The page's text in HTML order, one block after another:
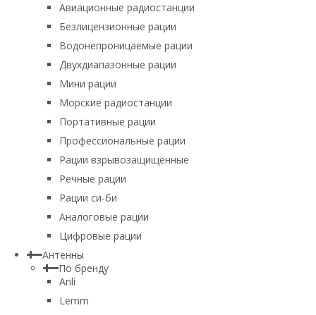
Авиационные радиостанции
Безлицензионные рации
Водонепроницаемые рации
Двухдиапазонные рации
Мини рации
Морские радиостанции
Портативные рации
Профессиональные рации
Рации взрывозащищенные
Речные рации
Рации си-би
Аналоговые рации
Цифровые рации
Антенны
По бренду
Anli
Lemm